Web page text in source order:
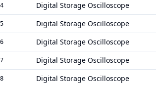
Digital Storage Oscilloscope
Digital Storage Oscilloscope
Digital Storage Oscilloscope
Digital Storage Oscilloscope
Digital Storage Oscilloscope